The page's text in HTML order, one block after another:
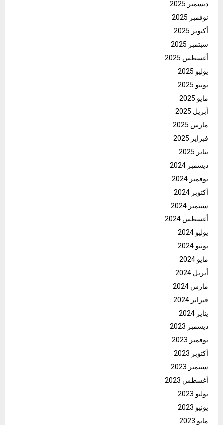
ديسمبر 2025
نوفمبر 2025
أكتوبر 2025
سبتمبر 2025
أغسطس 2025
يوليو 2025
يونيو 2025
مايو 2025
أبريل 2025
مارس 2025
فبراير 2025
يناير 2025
ديسمبر 2024
نوفمبر 2024
أكتوبر 2024
سبتمبر 2024
أغسطس 2024
يوليو 2024
يونيو 2024
مايو 2024
أبريل 2024
مارس 2024
فبراير 2024
يناير 2024
ديسمبر 2023
نوفمبر 2023
أكتوبر 2023
سبتمبر 2023
أغسطس 2023
يوليو 2023
يونيو 2023
مايو 2023